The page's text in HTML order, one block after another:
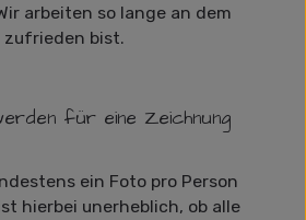
arbeiten so lange an dem
zufrieden bist.
für eine Zeichnung
ein Foto pro Person
hierbei unerheblich, ob alle